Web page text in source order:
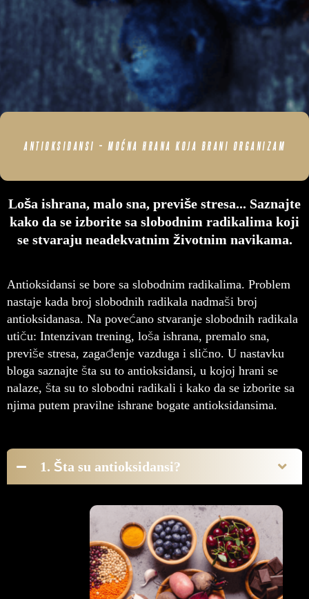
ANTIOKSIDANSI – MOĆNA HRANA KOJA BRANI ORGANIZAM
Loša ishrana, malo sna, previše stresa... Saznajte
kako da se izborite sa slobodnim radikalima koji
se stvaraju neadekvatnim životnim navikama.
Antioksidansi se bore sa slobodnim radikalima. Problem
nastaje kada broj slobodnih radikala nadmaši broj
antioksidanasa. Na povećano stvaranje slobodnih radikala
utiču: Intenzivan trening, loša ishrana, premalo sna,
previše stresa, zagađenje vazduga i slično. U nastavku
bloga saznajte šta su to antioksidansi, u kojoj hrani se
nalaze, šta su to slobodni radikali i kako da se izborite sa
njima putem pravilne ishrane bogate antioksidansima.
1. Šta su antioksidansi?